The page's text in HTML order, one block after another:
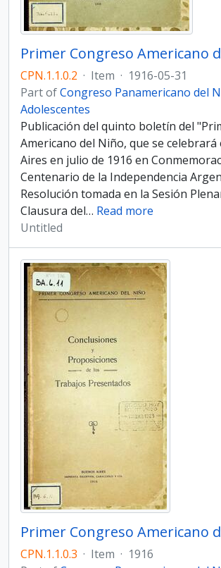
CPN.1.1.0.2 · Item · 1916-05-31
Part ofCongreso Panamericano del
Adolescentes
Publicación del quinto boletín del
Americano del Niño, que se celebrará
Aires en julio de 1916 en
Centenario de la Independencia
Resolución tomada en la Sesión
Clausura del… Read more
Untitled
CPN.1.1.0.3 · Item · 1916